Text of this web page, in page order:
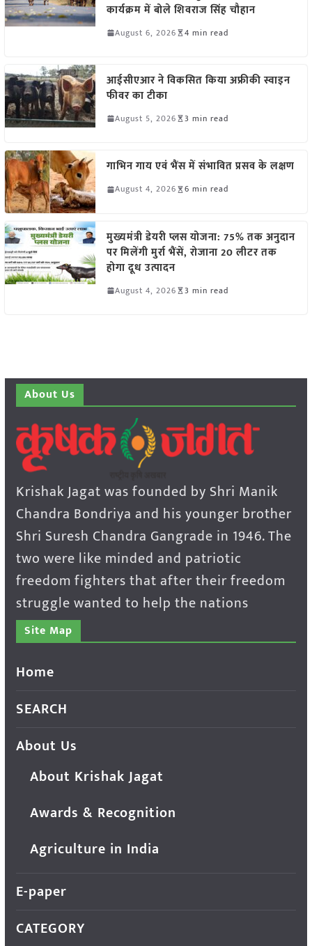
कार्यक्रम में बोले शिवराज सिंह चौहान
August 6, 2026 4 min read
आईसीएआर ने विकसित किया अफ्रीकी स्वाइन
फीवर का टीका
August 5, 2026 3 min read
गाभिन गाय एवं भैंस में संभावित प्रसव के लक्षण
August 4, 2026 6 min read
मुख्यमंत्री डेयरी प्लस योजना: 75% तक अनुदान
पर मिलेंगी मुर्रा भैंसें, रोजाना 20 लीटर तक
होगा दूध उत्पादन
August 4, 2026 3 min read
About Us
Krishak Jagat was founded by Shri Manik
Chandra Bondriya and his younger brother
Shri Suresh Chandra Gangrade in 1946. The
two were like minded and patriotic
freedom fighters that after their freedom
struggle wanted to help the nations
Site Map
Home
SEARCH
About Us
About Krishak Jagat
Awards & Recognition
Agriculture in India
E-paper
CATEGORY